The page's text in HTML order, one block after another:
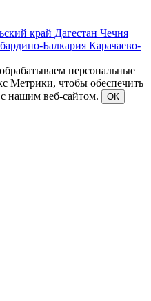
край Дагестан Чечня
Балкария Карачаево-
персональные
Метрики, чтобы обеспечить
нашим веб-сайтом.
ОК